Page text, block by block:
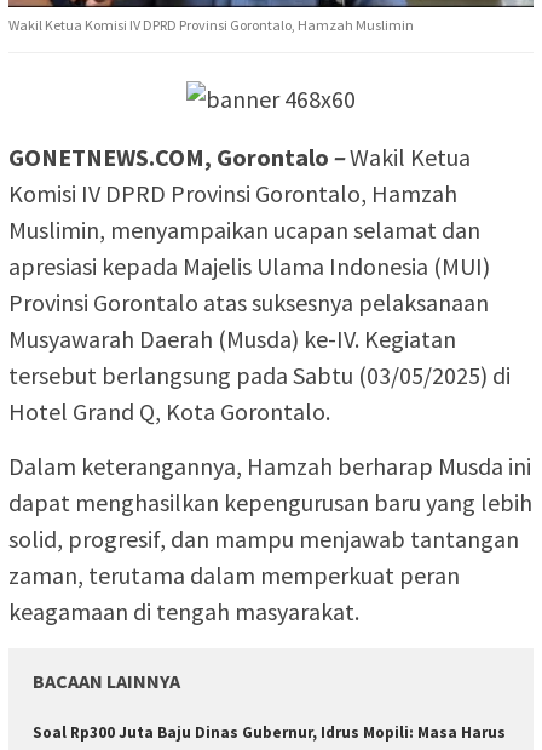
Wakil Ketua Komisi IV DPRD Provinsi Gorontalo, Hamzah Muslimin
GONETNEWS.COM, Gorontalo –Wakil Ketua
Komisi IV DPRD Provinsi Gorontalo, Hamzah
Muslimin, menyampaikan ucapan selamat dan
apresiasi kepada Majelis Ulama Indonesia (MUI)
Provinsi Gorontalo atas suksesnya pelaksanaan
Musyawarah Daerah (Musda) ke-IV. Kegiatan
tersebut berlangsung pada Sabtu (03/05/2025) di
Hotel Grand Q, Kota Gorontalo.
Dalam keterangannya, Hamzah berharap Musda ini
dapat menghasilkan kepengurusan baru yang lebih
solid, progresif, dan mampu menjawab tantangan
zaman, terutama dalam memperkuat peran
keagamaan di tengah masyarakat.
BACAAN LAINNYA
Soal Rp300 Juta Baju Dinas Gubernur, Idrus Mopili: Masa Harus